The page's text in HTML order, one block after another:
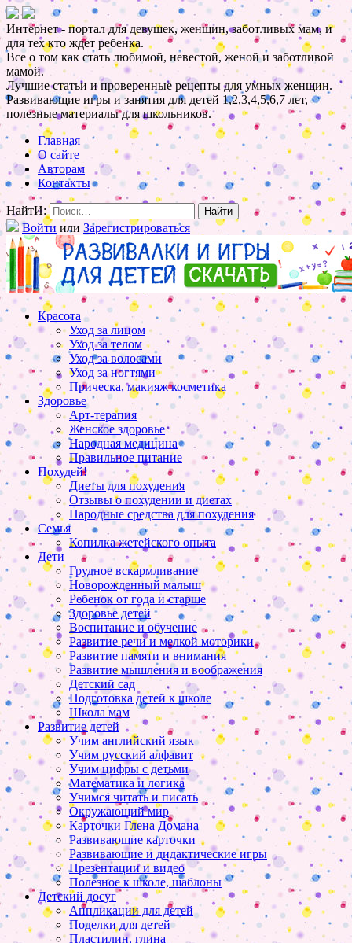
Интернет - портал для девушек, женщин, заботливых мам, и
для тех кто ждет ребенка.
Все о том как стать любимой, невестой, женой и заботливой
мамой.
Лучшие статьи и проверенные рецепты для умных женщин.
Развивающие игры и занятия для детей 1,2,3,4,5,6,7 лет,
полезные материалы для школьников.
Главная
О сайте
Авторам
Контакты
НайтИ:
Войти или Зарегистрироваться
Красота
Уход за лицом
Уход за телом
Уход за волосами
Уход за ногтями
Прическа, макияж косметика
Здоровье
Арт-терапия
Женское здоровье
Народная медицина
Правильное питание
Похудей!
Диеты для похудения
Отзывы о похудении и диетах
Народные средства для похудения
Семья
Копилка жетейского опыта
Дети
Грудное вскармливание
Новорожденный малыш
Ребенок от года и старше
Здоровье детей
Воспитание и обучение
Развитие речи и мелкой моторики
Развитие памяти и внимания
Развитие мышления и воображения
Детский сад
Подготовка детей к школе
Школа мам
Развитие детей
Учим английский язык
Учим русский алфавит
Учим цифры с детьми
Математика и логика
Учимся читать и писать
Окружающий мир
Карточки Глена Домана
Развивающие карточки
Развивающие и дидактические игры
Презентации и видео
Полезное к школе, шаблоны
Детский досуг
Аппликации для детей
Поделки для детей
Пластилин, глина